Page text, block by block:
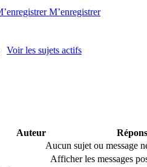
M’enregistrer
Voir les sujets actifs
Auteur
Aucun sujet ou message
Afficher les messages